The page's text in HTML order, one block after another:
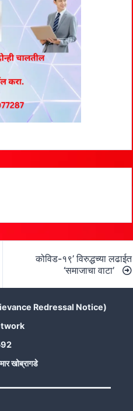
कोविड-१९’ विरुद्धच्या लढाईत
‘समाजाचा वाटा’
Redressal Notice)
खोब्रागडे